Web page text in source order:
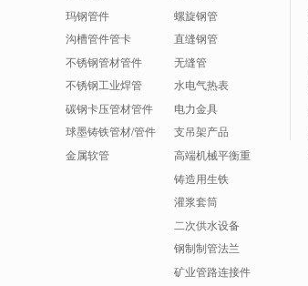
玛钢管件
沟槽管件管卡
不锈钢管材管件
不锈钢工业焊管
碳钢卡压管材管件
球墨铸铁管材/管件
金属软管
螺旋钢管
直缝钢管
无缝管
水电气热表
电力金具
支吊架产品
高端机械平衡重
铸造用生铁
灌浆套筒
二次供水设备
钢制制管法兰
矿业管路连接件